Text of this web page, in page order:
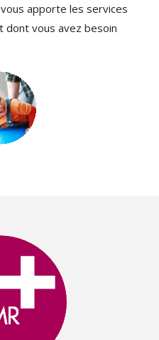
apporte les services
dont vous avez besoin